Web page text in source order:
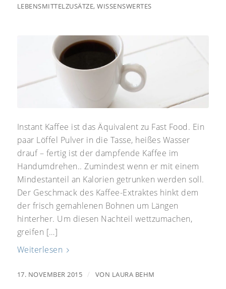
LEBENSMITTELZUSÄTZE,WISSENSWERTES
Instant Kaffee ist das Äquivalent zu Fast Food. Ein
paar Löffel Pulver in die Tasse, heißes Wasser
drauf – fertig ist der dampfende Kaffee im
Handumdrehen.. Zumindest wenn er mit einem
Mindestanteil an Kalorien getrunken werden soll.
Der Geschmack des Kaffee-Extraktes hinkt dem
der frisch gemahlenen Bohnen um Längen
hinterher. Um diesen Nachteil wettzumachen,
greifen […]
Weiterlesen
17. NOVEMBER 2015 / VON LAURA BEHM